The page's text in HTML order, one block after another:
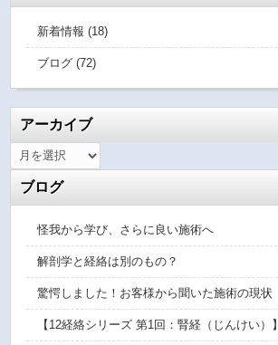
新着情報 (18)
ブログ (72)
アーカイブ
ブログ
怪我から学び、さらに良い施術へ
解剖学と経絡は別のもの？
驚愕しました！お客様から聞いた施術の現状
【12経絡シリーズ 第1回：腎経（じんけい）】